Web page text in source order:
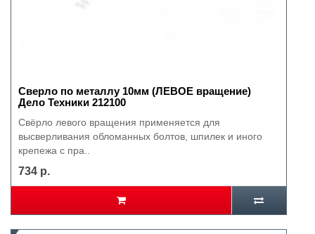
Сверло по металлу 10мм (ЛЕВОЕ вращение)
Дело Техники 212100
Свёрло левого вращения применяется для
высверливания обломанных болтов, шпилек и иного
крепежа с пра..
734 р.